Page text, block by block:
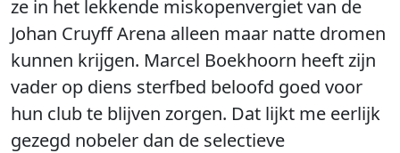
ze in het lekkende miskopenvergiet van de
Johan Cruyff Arena alleen maar natte dromen
kunnen krijgen. Marcel Boekhoorn heeft zijn
vader op diens sterfbed beloofd goed voor
hun club te blijven zorgen. Dat lijkt me eerlijk
gezegd nobeler dan de selectieve